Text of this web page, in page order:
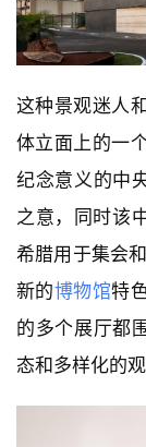
这种景观迷人
体立面上的一
纪念意义的中
之意，同时该
希腊用于集会
新的博物馆特
的多个展厅都
态和多样化的观